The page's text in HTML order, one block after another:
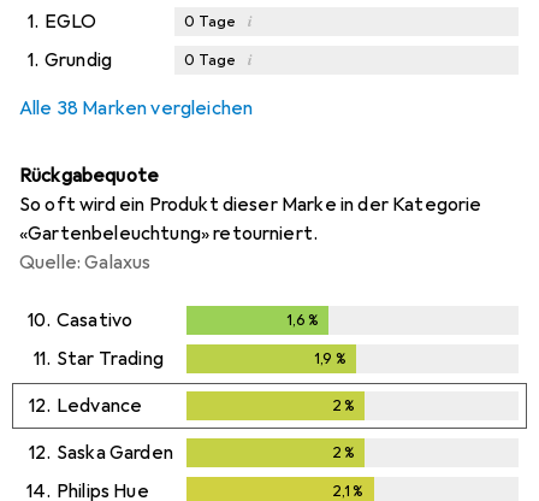
1. EGLO 0 Tage i
1. Grundig 0 Tage i
Alle 38 Marken vergleichen
Rückgabequote
So oft wird ein Produkt dieser Marke in der Kategorie
«Gartenbeleuchtung» retourniert.
Quelle: Galaxus
10. Casativo 1,6 %
11. Star Trading 1,9 %
12. Ledvance 2 %
12. Saska Garden 2 %
14. Philips Hue 2,1 %